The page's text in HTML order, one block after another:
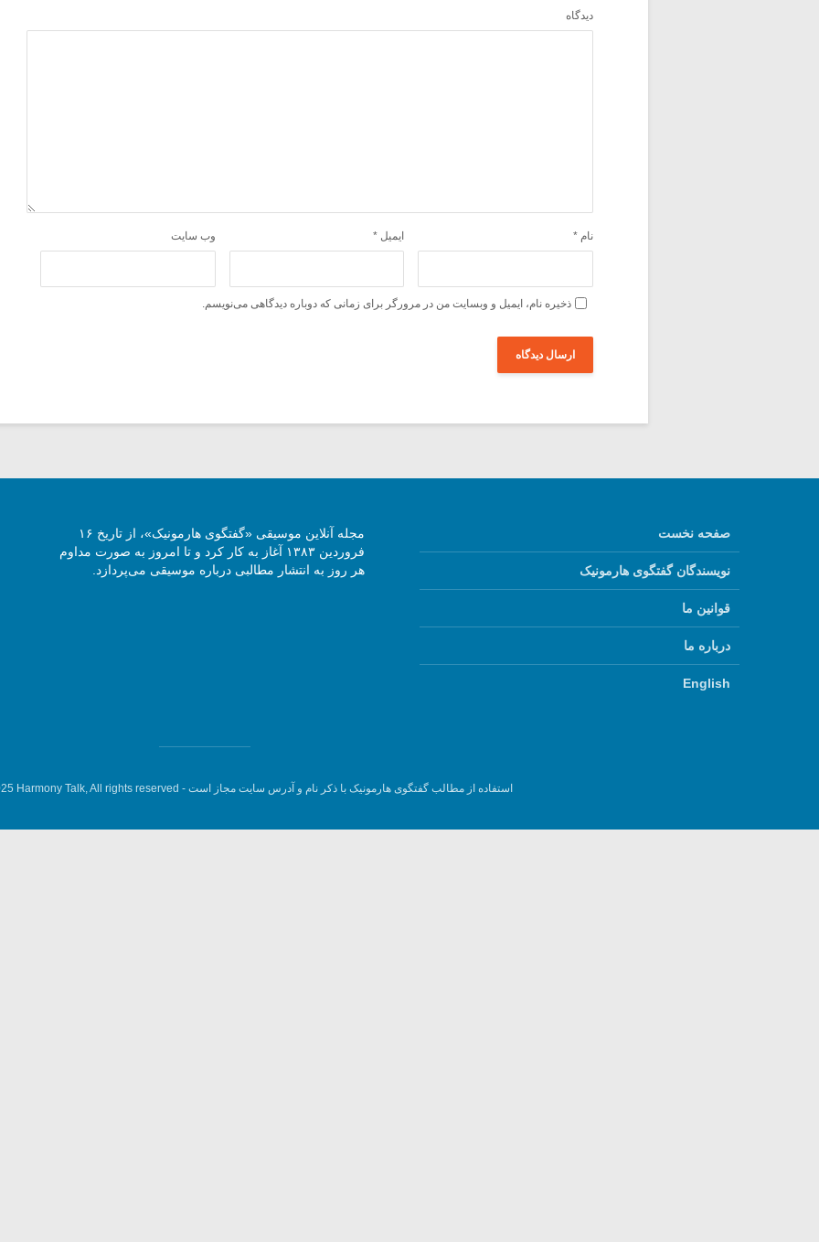
دیدگاه
نام * ایمیل * وب‌ سایت
ذخیره نام، ایمیل و وبسایت من در مرورگر برای زمانی که دوباره دیدگاهی می‌نویسم.
صفحه نخست
نویسندگان گفتگوی هارمونیک
قوانین ما
درباره ما
English
مجله آنلاین موسیقی «گفتگوی هارمونیک»، از تاریخ ۱۶
فروردین ۱۳۸۳ آغاز به کار کرد و تا امروز به صورت مداوم
هر روز به انتشار مطالبی درباره موسیقی می‌پردازد.
استفاده از مطالب گفتگوی هارمونیک با ذکر نام و آدرس سایت مجاز است - Harmony Talk, All rights reserved.